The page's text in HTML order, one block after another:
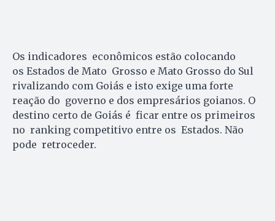
Os indicadores econômicos estão colocando
os Estados de Mato Grosso e Mato Grosso do Sul
rivalizando com Goiás e isto exige uma forte
reação do governo e dos empresários goianos. O
destino certo de Goiás é ficar entre os primeiros
no ranking competitivo entre os Estados. Não
pode retroceder.